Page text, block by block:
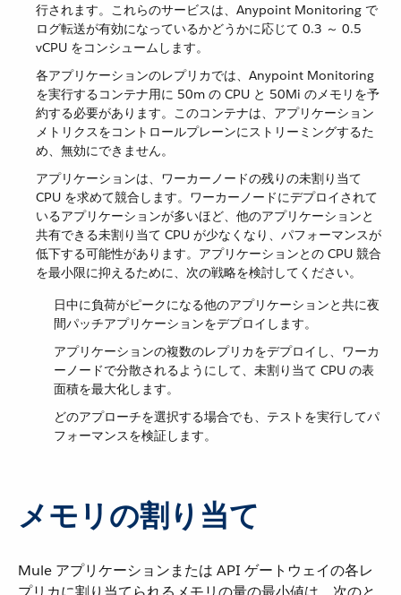
行されます。これらのサービスは、Anypoint Monitoring で
ログ転送が有効になっているかどうかに応じて 0.3 ～ 0.5
vCPU をコンシュームします。
各アプリケーションのレプリカでは、Anypoint Monitoring
を実行するコンテナ用に 50m の CPU と 50Mi のメモリを予
約する必要があります。このコンテナは、アプリケーション
メトリクスをコントロールプレーンにストリーミングするた
め、無効にできません。
アプリケーションは、ワーカーノードの残りの未割り当て
CPU を求めて競合します。ワーカーノードにデプロイされて
いるアプリケーションが多いほど、他のアプリケーションと
共有できる未割り当て CPU が少なくなり、パフォーマンスが
低下する可能性があります。アプリケーションとの CPU 競合
を最小限に抑えるために、次の戦略を検討してください。
日中に負荷がピークになる他のアプリケーションと共に夜
間パッチアプリケーションをデプロイします。
アプリケーションの複数のレプリカをデプロイし、ワーカ
ーノードで分散されるようにして、未割り当て CPU の表
面積を最大化します。
どのアプローチを選択する場合でも、テストを実行してパ
フォーマンスを検証します。
メモリの割り当て
Mule アプリケーションまたは API ゲートウェイの各レ